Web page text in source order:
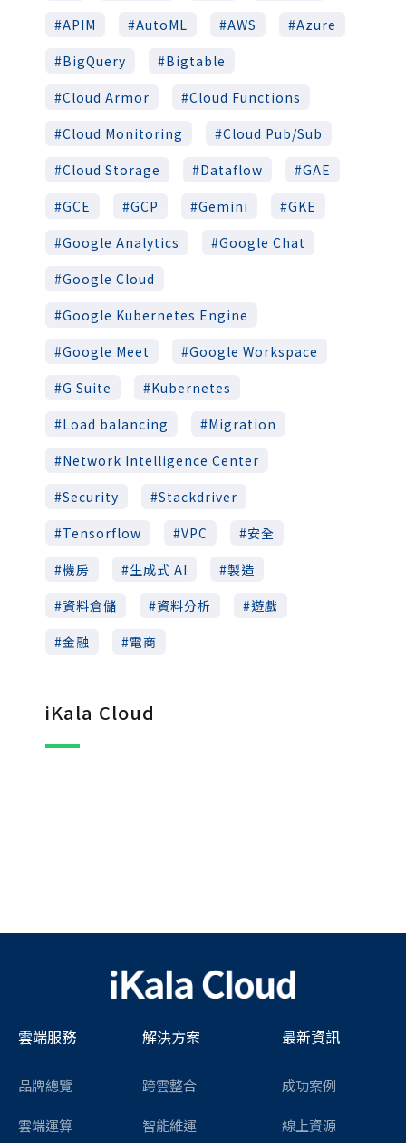
APIM
AutoML AWS
Azure
BigQuery
Bigtable
Cloud Armor
Cloud Functions
Cloud Monitoring
Cloud Pub/Sub
Cloud Storage
Dataflow
GAE
GCE
GCP Gemini
GKE
Google Analytics
Google Chat
Google Cloud
Google Kubernetes Engine
Google Meet
Google Workspace
G Suite
Kubernetes
Load balancing
Migration
Network Intelligence Center
Security
Stackdriver
Tensorflow
VPC
安全
機房
生成式 AI
製造
資料倉儲
資料分析
遊戲
金融
電商
iKala Cloud
雲端服務
品牌總覽
雲端運算
解決方案
跨雲整合
智能維運
最新資訊
成功案例
線上資源